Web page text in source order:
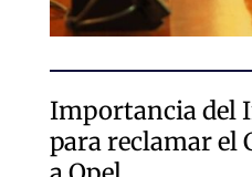
Importancia del
para reclamar el